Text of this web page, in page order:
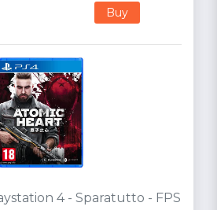
Buy
4 - Sparatutto - FPS